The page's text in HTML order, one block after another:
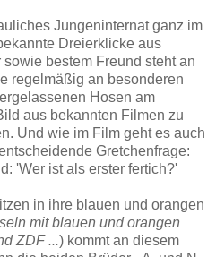
Jungeninternat ganz im
Dreierklicke aus
bestem Freund steht an
regelmäßig an besonderen
Hosen am
aus bekannten Filmen zu
Und wie im Film geht es auch
Gretchenfrage:
'Wer ist als erster fertich?'
in ihre blauen und orangen
mit blauen und orangen
ZDF ...) kommt an diesem